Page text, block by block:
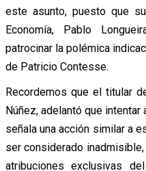
este asunto, puesto que
Economía, Pablo
patrocinar la polémica
de Patricio Contesse.
Recordemos que el titular
Núñez, adelantó que
señala una acción similar a
ser considerado
atribuciones exclusivas